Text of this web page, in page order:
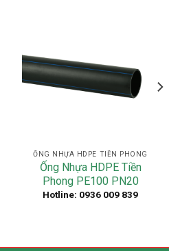
ỐNG NHỰA HDPE TIỀN PHONG
Ống Nhựa HDPE Tiền
Phong PE100 PN20
Hotline: 0936 009 839